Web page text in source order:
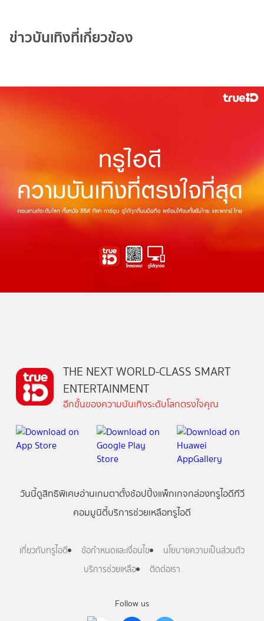
ข่าวบันเทิงที่เกี่ยวข้อง
Follow us
THE NEXT WORLD-CLASS SMART
ENTERTAINMENT
อีกขั้นของความบันเทิงระดับโลกตรงใจคุณ
วันนี้ดูสิทธิพิเศษอ่านเกมตาตั้งช้อปปิ้งแพ็กเกจกล่องทรูไอดีทีวี
คอมมูนิตี้บริการช่วยเหลือทรูไอดี
เกี่ยวกับทรูไอดี ข้อกำหนดและเงื่อนไข
นโยบายความเป็นส่วนตัว
บริการช่วยเหลือ
ติดต่อเรา